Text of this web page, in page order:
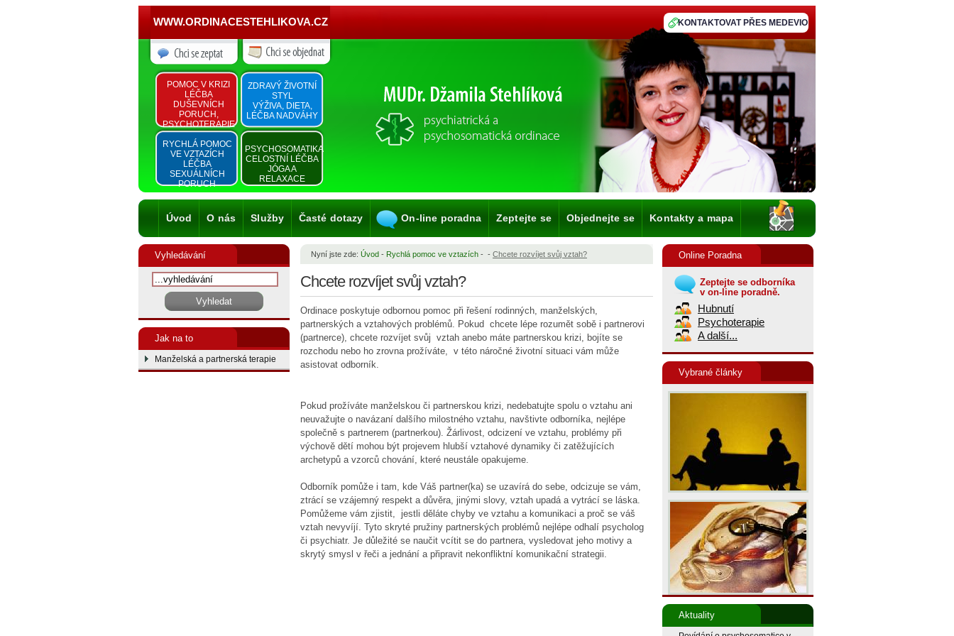
KONTAKTOVAT PŘES MEDEVIO
WWW.ORDINACESTEHLIKOVA.CZ
POMOC V KRIZI
LÉČBA
DUŠEVNÍCH
PORUCH,
PSYCHOTERAPIE
ZDRAVÝ ŽIVOTNÍ
STYL
VÝŽIVA, DIETA,
LÉČBA NADVÁHY
RYCHLÁ POMOC
VE VZTAZÍCH
LÉČBA
SEXUÁLNÍCH
PORUCH
PSYCHOSOMATIKA
CELOSTNÍ LÉČBA
JÓGA A
RELAXACE
Úvod O nás Služby Časté dotazy On-line poradna Zeptejte se Objednejte se Kontakty a mapa
Vyhledávání
Jak na to
Manželská a partnerská terapie
Nyní jste zde: Úvod - Rychlá pomoc ve vztazích - - Chcete rozvíjet svůj vztah?
Chcete rozvíjet svůj vztah?
Ordinace poskytuje odbornou pomoc při řešení rodinných, manželských,
partnerských a vztahových problémů. Pokud chcete lépe rozumět sobě i partnerovi
(partnerce), chcete rozvíjet svůj vztah anebo máte partnerskou krizi, bojíte se
rozchodu nebo ho zrovna prožíváte, v této náročné životní situaci vám může
asistovat odborník.
Pokud prožíváte manželskou či partnerskou krizi, nedebatujte spolu o vztahu ani
neuvažujte o navázaní dalšího milostného vztahu, navštivte odborníka, nejlépe
společně s partnerem (partnerkou). Žárlivost, odcizení ve vztahu, problémy při
výchově dětí mohou být projevem hlubší vztahové dynamiky či zatěžujících
archetypů a vzorců chování, které neustále opakujeme.
Odborník pomůže i tam, kde Váš partner(ka) se uzavírá do sebe, odcizuje se vám,
ztrácí se vzájemný respekt a důvěra, jinými slovy, vztah upadá a vytrácí se láska.
Pomůžeme vám zjistit, jestli děláte chyby ve vztahu a komunikaci a proč se váš
vztah nevyvíjí. Tyto skryté pružiny partnerských problémů nejlépe odhalí psycholog
či psychiatr. Je důležité se naučit vcítit se do partnera, vysledovat jeho motivy a
skrytý smysl v řeči a jednání a připravit nekonfliktní komunikační strategii.
Online Poradna
Zeptejte se odborníka
v on-line poradně.
Hubnutí
Psychoterapie
A další...
Vybrané články
Aktuality